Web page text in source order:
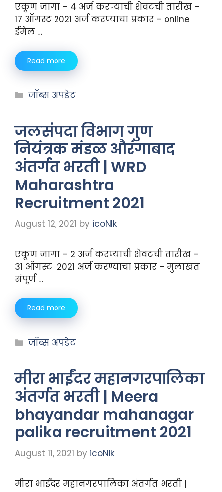
एकूण जागा – 4 अर्ज करण्याची शेवटची तारीख –
17 ऑगस्ट 2021 अर्ज करण्याचा प्रकार – online
ईमेल …
Read more
जॉब्स अपडेट
जलसंपदा विभाग गुण
नियंत्रक मंडळ औरंगाबाद
अंतर्गत भरती | WRD
Maharashtra
Recruitment 2021
August 12, 2021 by icoNIk
एकूण जागा – 2 अर्ज करण्याची शेवटची तारीख –
31 ऑगस्ट 2021 अर्ज करण्याचा प्रकार – मुलाखत
संपूर्ण …
Read more
जॉब्स अपडेट
मीरा भाईंदर महानगरपालिका
अंतर्गत भरती | Meera
bhayandar mahanagar
palika recruitment 2021
August 11, 2021 by icoNIk
मीरा भाईंदर महानगरपालिका अंतर्गत भरती |